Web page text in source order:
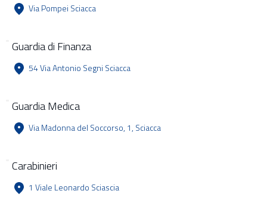
Via Pompei Sciacca
Guardia di Finanza
54 Via Antonio Segni Sciacca
Guardia Medica
Via Madonna del Soccorso, 1, Sciacca
Carabinieri
1 Viale Leonardo Sciascia